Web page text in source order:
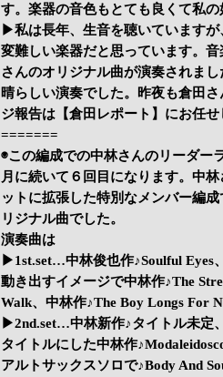
す。楽器の音色もとても良くて私の
▶私は長年、生音を聴いています
変難しい楽器だと思っています。
さんのオリジナル曲が演奏されま
晴らしい演奏でした。昨夜も倉田
ジ報告は【倉田レポート】にお任せ
=======
◉この編成での中林さんのリーダー
月に続いて６回目になります。中
ットに拡張した特別なメンバー編
リジナル曲でした。
演奏曲は
▶1st.set…中林俊也作♪Soulful Eyes
動き出すイメージで中林作♪The
Walk、中林作♪The Boy Longs For
▶2nd.set…中林新作♪タイトル未定
タイトルにした中林作
アルトサックスソロで♪Body And